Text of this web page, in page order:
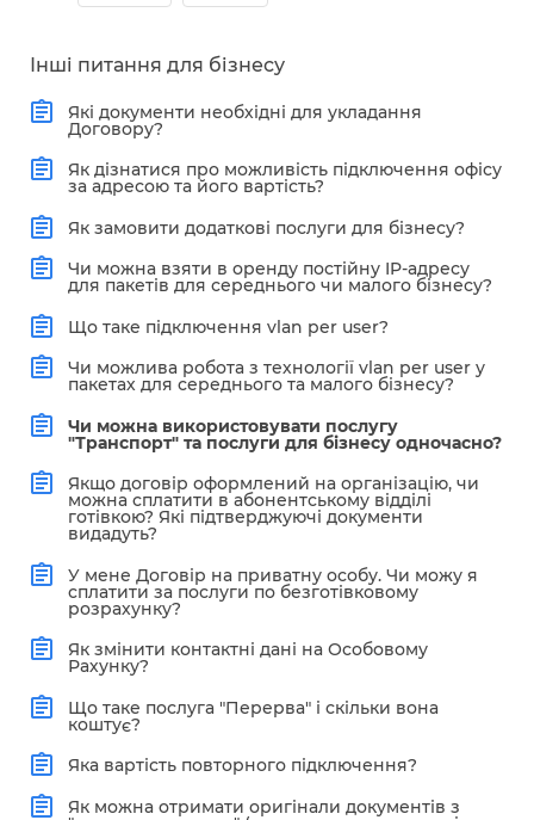
Інші питання для бізнесу
Які документи необхідні для укладання
Договору?
Як дізнатися про можливість підключення офісу
за адресою та його вартість?
Як замовити додаткові послуги для бізнесу?
Чи можна взяти в оренду постійну IP-адресу
для пакетів для середнього чи малого бізнесу?
Що таке підключення vlan per user?
Чи можлива робота з технології vlan per user у
пакетах для середнього та малого бізнесу?
Чи можна використовувати послугу
"Транспорт" та послуги для бізнесу одночасно?
Якщо договір оформлений на організацію, чи
можна сплатити в абонентському відділі
готівкою? Які підтверджуючі документи
видадуть?
У мене Договір на приватну особу. Чи можу я
сплатити за послуги по безготівковому
розрахунку?
Як змінити контактні дані на Особовому
Рахунку?
Що таке послуга "Перерва" і скільки вона
коштує?
Яка вартість повторного підключення?
Як можна отримати оригінали документів з